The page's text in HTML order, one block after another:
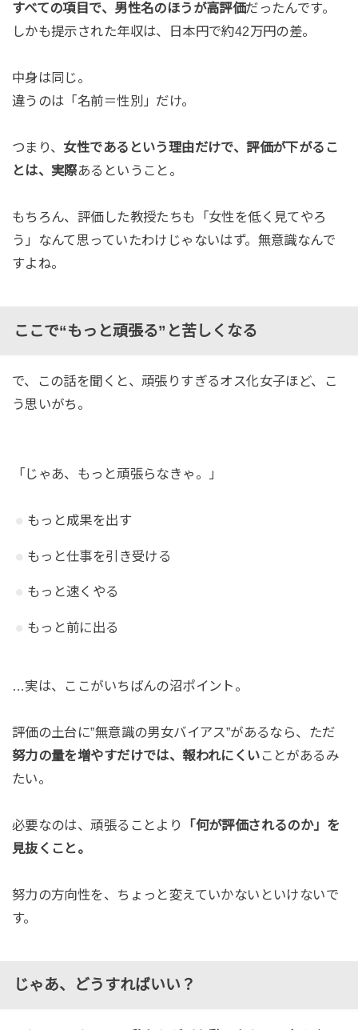
すべての項目で、男性名のほうが高評価だったんです。
しかも提示された年収は、日本円で約42万円の差。
中身は同じ。
違うのは「名前＝性別」だけ。
つまり、 女性であるという理由だけで、評価が下がるこ
とは、実際あるということ。
もちろん、評価した教授たちも「女性を低く見てやろ
う」なんて思っていたわけじゃないはず。無意識なんで
すよね。
ここで“もっと頑張る”と苦しくなる
で、この話を聞くと、頑張りすぎるオス化女子ほど、こ
う思いがち。
「じゃあ、もっと頑張らなきゃ。」
もっと成果を出す
もっと仕事を引き受ける
もっと速くやる
もっと前に出る
…実は、ここがいちばんの沼ポイント。
評価の土台に”無意識の男女バイアス”があるなら、ただ
努力の量を増やすだけでは、報われにくい ことがあるみ
たい。
必要なのは、頑張ることより
「何が評価されるのか」を
見抜くこと。
努力の方向性を、ちょっと変えていかないといけないで
す。
じゃあ、どうすればいい？